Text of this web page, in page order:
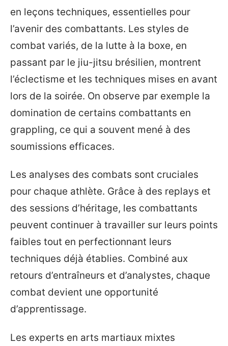
en leçons techniques, essentielles pour
l’avenir des combattants. Les styles de
combat variés, de la lutte à la boxe, en
passant par le jiu-jitsu brésilien, montrent
l’éclectisme et les techniques mises en avant
lors de la soirée. On observe par exemple la
domination de certains combattants en
grappling, ce qui a souvent mené à des
soumissions efficaces.
Les analyses des combats sont cruciales
pour chaque athlète. Grâce à des replays et
des sessions d’héritage, les combattants
peuvent continuer à travailler sur leurs points
faibles tout en perfectionnant leurs
techniques déjà établies. Combiné aux
retours d’entraîneurs et d’analystes, chaque
combat devient une opportunité
d’apprentissage.
Les experts en arts martiaux mixtes